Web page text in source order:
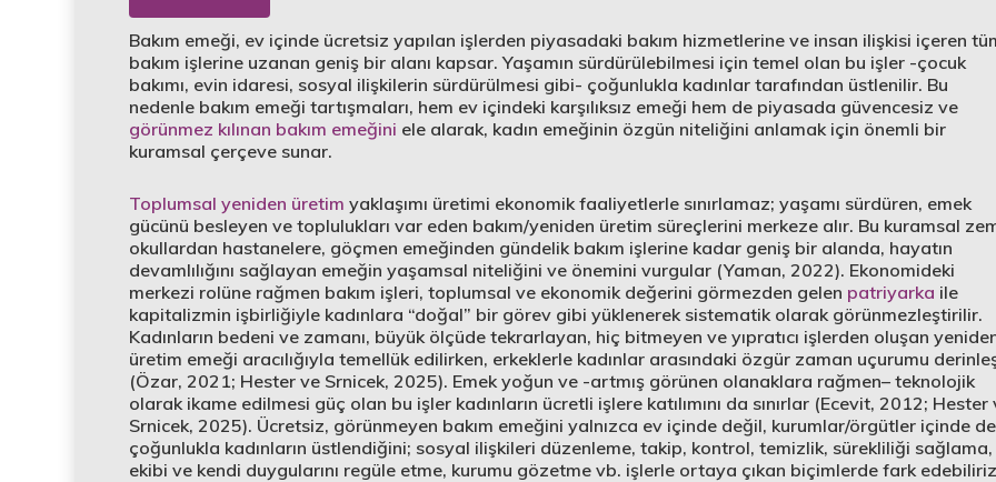
Bakım emeği, ev içinde ücretsiz yapılan işlerden piyasadaki bakım hizmetlerine ve insan ilişkisi içeren
bakım işlerine uzanan geniş bir alanı kapsar. Yaşamın sürdürülebilmesi için temel olan bu işler -çocuk
bakımı, evin idaresi, sosyal ilişkilerin sürdürülmesi gibi- çoğunlukla kadınlar tarafından üstlenilir. Bu
nedenle bakım emeği tartışmaları, hem ev içindeki karşılıksız emeği hem de piyasada güvencesiz ve
görünmez kılınan bakım emeğini ele alarak, kadın emeğinin özgün niteliğini anlamak için önemli bir
kuramsal çerçeve sunar.
Toplumsal yeniden üretim yaklaşımı üretimi ekonomik faaliyetlerle sınırlamaz; yaşamı sürdüren, emek
gücünü besleyen ve toplulukları var eden bakım/yeniden üretim süreçlerini merkeze alır. Bu kuramsal
okullardan hastanelere, göçmen emeğinden gündelik bakım işlerine kadar geniş bir alanda, hayatın
devamlılığını sağlayan emeğin yaşamsal niteliğini ve önemini vurgular (Yaman, 2022). Ekonomideki
merkezi rolüne rağmen bakım işleri, toplumsal ve ekonomik değerini görmezden gelen patriyarka ile
kapitalizmin işbirliğiyle kadınlara “doğal” bir görev gibi yüklenerek sistematik olarak görünmezleştirilir.
Kadınların bedeni ve zamanı, büyük ölçüde tekrarlayan, hiç bitmeyen ve yıpratıcı işlerden oluşan
üretim emeği aracılığıyla temellük edilirken, erkeklerle kadınlar arasındaki özgür zaman uçurumu
(Özar, 2021; Hester ve Srnicek, 2025). Emek yoğun ve -artmış görünen olanaklara rağmen– teknolojik
olarak ikame edilmesi güç olan bu işler kadınların ücretli işlere katılımını da sınırlar (Ecevit, 2012; Hester
Srnicek, 2025). Ücretsiz, görünmeyen bakım emeğini yalnızca ev içinde değil, kurumlar/örgütler içinde de
çoğunlukla kadınların üstlendiğini; sosyal ilişkileri düzenleme, takip, kontrol, temizlik, sürekliliği sağlama,
ekibi ve kendi duygularını regüle etme, kurumu gözetme vb. işlerle ortaya çıkan biçimlerde fark